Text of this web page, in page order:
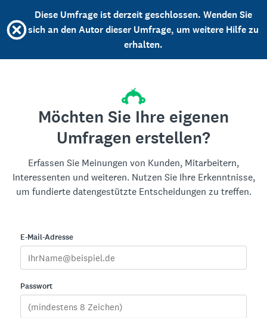
Diese Umfrage ist derzeit geschlossen. Wenden Sie
sich an den Autor dieser Umfrage, um weitere Hilfe zu
erhalten.
Möchten Sie Ihre eigenen
Umfragen erstellen?
Erfassen Sie Meinungen von Kunden, Mitarbeitern,
Interessenten und weiteren. Nutzen Sie Ihre Erkenntnisse,
um fundierte datengestützte Entscheidungen zu treffen.
E-Mail-Adresse
Passwort